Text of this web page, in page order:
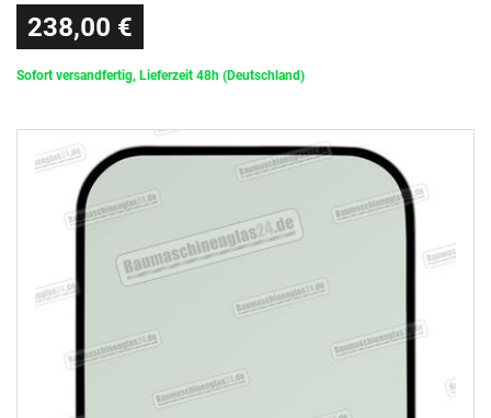
238,00 €
Sofort versandfertig, Lieferzeit 48h (Deutschland)